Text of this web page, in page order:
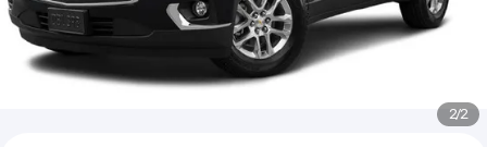
2/2